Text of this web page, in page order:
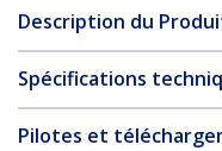
Description du
Spécifications
Pilotes et